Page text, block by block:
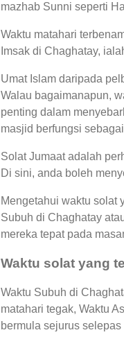
mazhab Sunni seperti
Waktu matahari
Imsak di Chaghatay,
Umat Islam daripada
Walau bagaimanapun,
penting dalam
masjid berfungsi
Solat Jumaat adalah
Di sini, anda boleh
Mengetahui waktu solat
Subuh di Chaghatay
mereka tepat pada
Waktu solat yang
Waktu Subuh di
matahari tegak, Waktu
bermula sejurus